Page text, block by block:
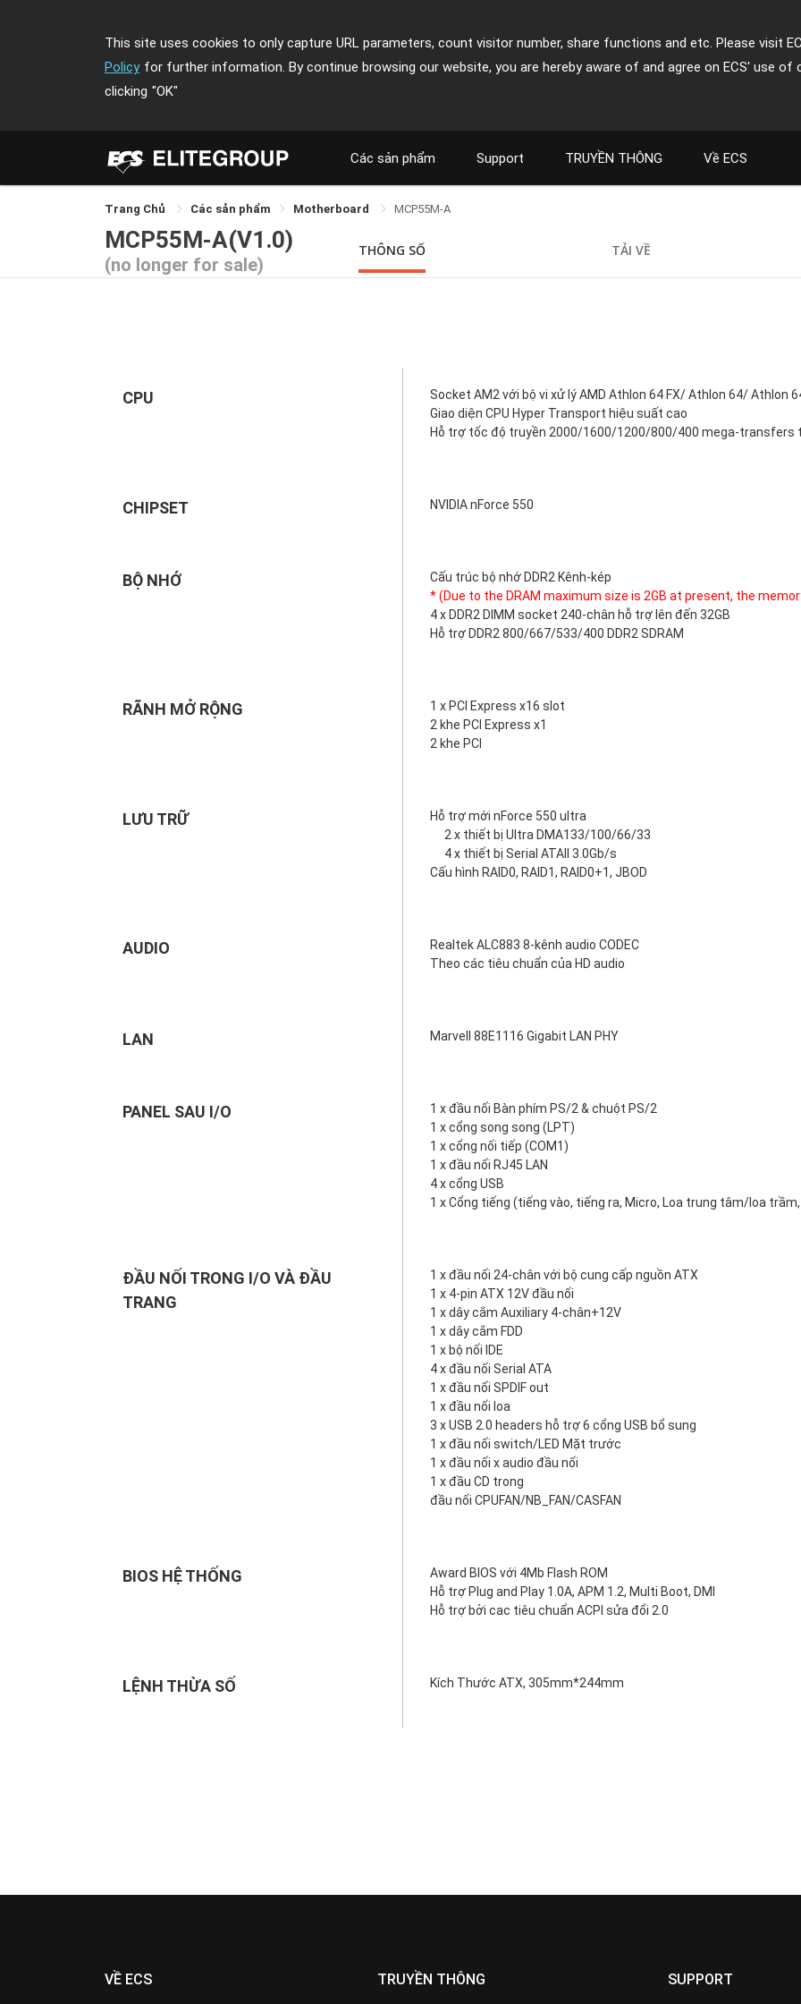
This site uses cookies to only capture URL parameters, count visitor number, share functions and etc. Please visit
Policy for further information. By continue browsing our website, you are hereby aware of and agree on ECS' use of
clicking "OK"
Các sản phẩm Support TRUYỀN THÔNG Về ECS
Trang Chủ Các sản phẩm Motherboard MCP55M-A
MCP55M-A(V1.0)
(no longer for sale)
THÔNG SỐ TẢI VỀ
CPU
Socket AM2 với bộ vi xử lý AMD Athlon 64 FX/ Athlon 64/ Athlon
Giao diện CPU Hyper Transport hiệu suất cao
Hỗ trợ tốc độ truyền 2000/1600/1200/800/400 mega-transfers
CHIPSET NVIDIA nForce 550
BỘ NHỚ
Cấu trúc bộ nhớ DDR2 Kênh-kép
* (Due to the DRAM maximum size is 2GB at present, the
4 x DDR2 DIMM socket 240-chân hỗ trợ lên đến 32GB
Hỗ trợ DDR2 800/667/533/400 DDR2 SDRAM
RÃNH MỞ RỘNG
1 x PCI Express x16 slot
2 khe PCI Express x1
2 khe PCI
LƯU TRỮ
Hỗ trợ mới nForce 550 ultra
2 x thiết bị Ultra DMA133/100/66/33
4 x thiết bị Serial ATAII 3.0Gb/s
Cấu hình RAID0, RAID1, RAID0+1, JBOD
AUDIO
Realtek ALC883 8-kênh audio CODEC
Theo các tiêu chuẩn của HD audio
LAN Marvell 88E1116 Gigabit LAN PHY
PANEL SAU I/O
1 x đầu nối Bàn phím PS/2 & chuột PS/2
1 x cổng song song (LPT)
1 x cổng nối tiếp (COM1)
1 x đầu nối RJ45 LAN
4 x cổng USB
1 x Cổng tiếng (tiếng vào, tiếng ra, Micro, Loa trung tâm/loa
ĐẦU NỐI TRONG I/O VÀ ĐẦU
TRANG
1 x đầu nối 24-chân với bộ cung cấp nguồn ATX
1 x 4-pin ATX 12V đầu nối
1 x dây cắm Auxiliary 4-chân+12V
1 x dây cắm FDD
1 x bộ nối IDE
4 x đầu nối Serial ATA
1 x đầu nối SPDIF out
1 x đầu nối loa
3 x USB 2.0 headers hỗ trợ 6 cổng USB bổ sung
1 x đầu nối switch/LED Mặt trước
1 x đầu nối x audio đầu nối
1 x đầu CD trong
đầu nối CPUFAN/NB_FAN/CASFAN
BIOS HỆ THỐNG
Award BIOS với 4Mb Flash ROM
Hỗ trợ Plug and Play 1.0A, APM 1.2, Multi Boot, DMI
Hỗ trợ bởi cac tiêu chuẩn ACPI sửa đổi 2.0
LỆNH THỪA SỐ Kích Thước ATX, 305mm*244mm
VỀ ECS TRUYỀN THÔNG SUPPORT